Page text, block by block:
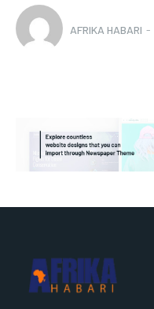
AFRIKA HABARI -